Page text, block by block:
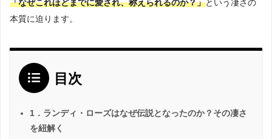
「なぜこれほどまでに愛され、称えられるのか？」という凄さの
本質に迫ります。
目次
1．ランディ・ローズはなぜ伝説となったのか？その凄さ
を紐解く